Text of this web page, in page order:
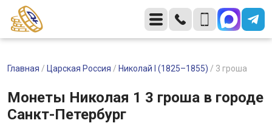
Главная / Царская Россия / Николай I (1825–1855) / 3 гроша
Монеты Николая 1 3 гроша в городе
Санкт-Петербург